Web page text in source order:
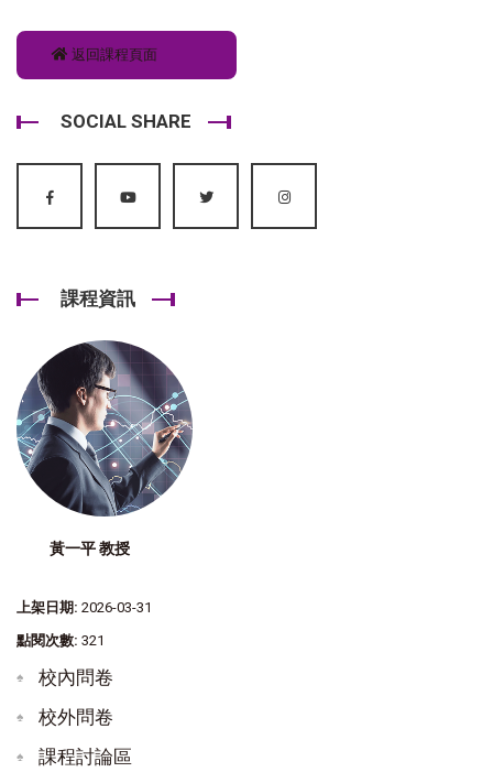
返回課程頁面
SOCIAL SHARE
課程資訊
黃一平 教授
上架日期: 2026-03-31
點閱次數: 321
校內問卷
校外問卷
課程討論區